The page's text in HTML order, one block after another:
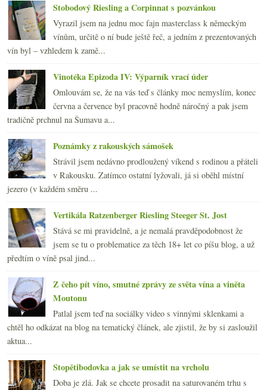
Stobodový Riesling a Corpinnat s pozvánkou
Vyrazil jsem na jednu moc fajn masterclass k německým
vínům, určitě o ní bude ještě řeč, a jedním z prezentovaných
vín byl – vzhledem k zamě...
Vinotéka Epizoda IV: Výparník vrací úder
Omlouvám se, že na vás teď s články moc nemyslím, konec
června a července byl pracovně hodně náročný a pak jsem
tradičně prchnul na Šumavu a...
Poznámky z rakouských sámošek
Strávil jsem nedávno prodloužený víkend s rodinou a přáteli
v Rakousku. Zatímco ostatní lyžovali, já si oběhl místní
jezero (v každém směru ...
Vertikála Ratzenberger Riesling Steeger St. Jost
Stává se mi pravidelně, a je nemalá pravděpodobnost že
jsem se tu o problematice za těch 18+ let co píšu blog, a už
předtím o víně psal jind...
Z čeho pít víno, smutné zprávy ze světa vína a viněta
Moutonu
Patlal jsem teď na sociálky video s vinnými sklenkami a
chtěl ho odkázat na blog na tematický článek, ale zjistil, že by si zasloužil
aktua...
Stopětibodovka a jak se umístit na vrcholu
Doba je zlá. Jak se chcete prosadit na saturovaném trhu s